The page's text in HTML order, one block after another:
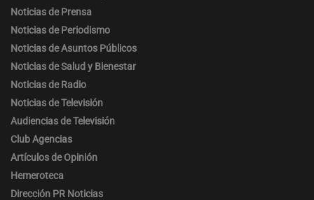
Noticias de Prensa
Noticias de Periodismo
Noticias de Asuntos Públicos
Noticias de Salud y Bienestar
Noticias de Radio
Noticias de Televisión
Audiencias de Televisión
Club Agencias
Artículos de Opinión
Hemeroteca
Dirección PR Noticias